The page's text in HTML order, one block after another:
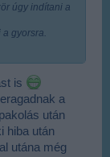
úgy indítani a
gyorsra.
is
a
után
hiba után
utána még